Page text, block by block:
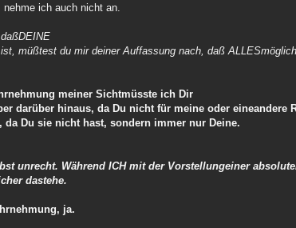
ich auch nicht an.
müßtest du mir deiner Auffassung nach, daß
meiner Sichtmüsste ich Dir
darüber hinaus, da Du nicht für meine oder eineandere
da Du sie nicht hast, sondern immer nur Deine.
unrecht. Während ICH mit der Vorstellungeiner
dastehe.
ja.